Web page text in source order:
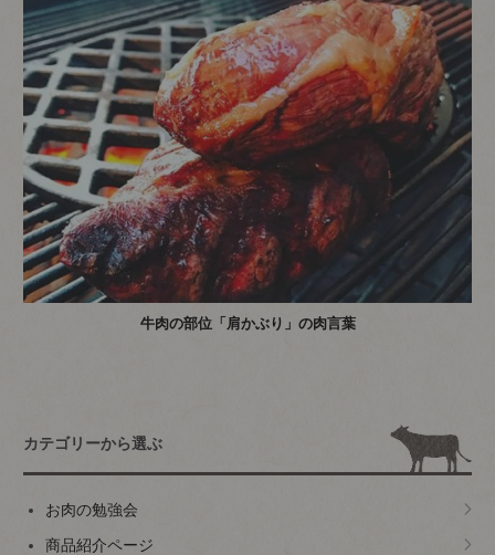
牛肉の部位「肩かぶり」の肉言葉
カテゴリーから選ぶ
お肉の勉強会
商品紹介ページ